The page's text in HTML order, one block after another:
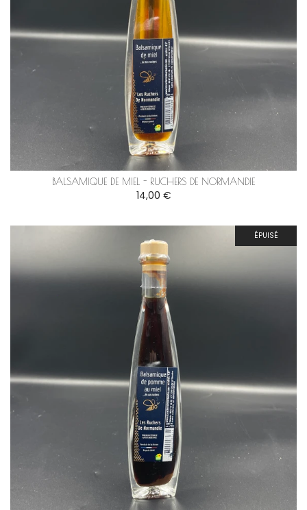
BALSAMIQUE DE MIEL - RUCHERS DE NORMANDIE
14,00 €
ÉPUISÉ